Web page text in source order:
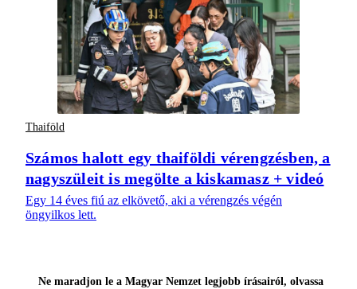
Thaiföld
Számos halott egy thaiföldi vérengzésben, a
nagyszüleit is megölte a kiskamasz + videó
Egy 14 éves fiú az elkövető, aki a vérengzés végén
öngyilkos lett.
Ne maradjon le a Magyar Nemzet legjobb írásairól, olvassa